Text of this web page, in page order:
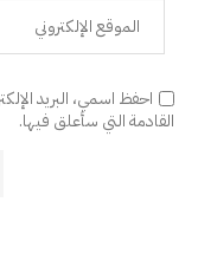
احفظ اسمي، البريد
القادمة التي سأعلق فيها.